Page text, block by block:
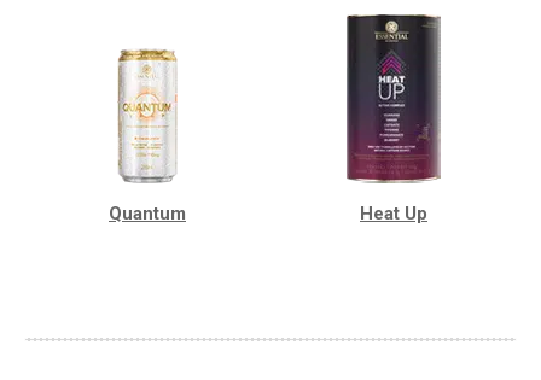
Quantum Heat Up